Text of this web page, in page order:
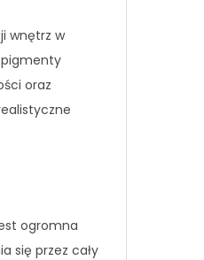
wnętrz w
pigmenty
oraz
ogromna
się przez cały